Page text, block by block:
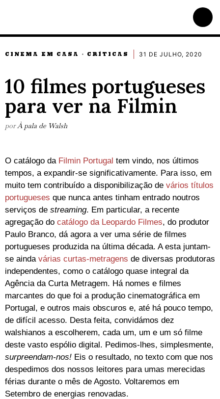
CINEMA EM CASA · CRÍTICAS 31 DE JULHO, 2020
10 filmes portugueses
para ver na Filmin
porÀ pala de Walsh
O catálogo da Filmin Portugal tem vindo, nos últimos
tempos, a expandir-se significativamente. Para isso, em
muito tem contribuído a disponibilização de vários títulos
portugueses que nunca antes tinham entrado noutros
serviços de streaming. Em particular, a recente
agregação do catálogo da Leopardo Filmes, do produtor
Paulo Branco, dá agora a ver uma série de filmes
portugueses produzida na última década. A esta juntam-
se ainda várias curtas-metragens de diversas produtoras
independentes, como o catálogo quase integral da
Agência da Curta Metragem. Há nomes e filmes
marcantes do que foi a produção cinematográfica em
Portugal, e outros mais obscuros e, até há pouco tempo,
de difícil acesso. Desta feita, convidámos dez
walshianos a escolherem, cada um, um e um só filme
deste vasto espólio digital. Pedimos-lhes, simplesmente,
surpreendam-nos! Eis o resultado, no texto com que nos
despedimos dos nossos leitores para umas merecidas
férias durante o mês de Agosto. Voltaremos em
Setembro de energias renovadas.